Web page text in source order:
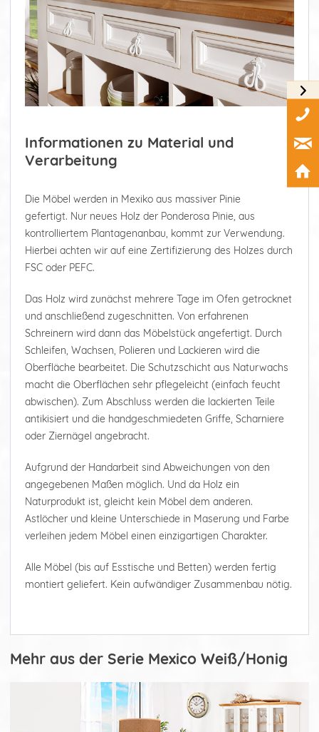
Informationen zu Material und
Verarbeitung
Die Möbel werden in Mexiko aus massiver Pinie
gefertigt. Nur neues Holz der Ponderosa Pinie, aus
kontrolliertem Plantagenanbau, kommt zur Verwendung.
Hierbei achten wir auf eine Zertifizierung des Holzes durch
FSC oder PEFC.
Das Holz wird zunächst mehrere Tage im Ofen getrocknet
und anschließend zugeschnitten. Von erfahrenen
Schreinern wird dann das Möbelstück angefertigt. Durch
Schleifen, Wachsen, Polieren und Lackieren wird die
Oberfläche bearbeitet. Die Schutzschicht aus Naturwachs
macht die Oberflächen sehr pflegeleicht (einfach feucht
abwischen). Zum Abschluss werden die lackierten Teile
antikisiert und die handgeschmiedeten Griffe, Scharniere
oder Ziernägel angebracht.
Aufgrund der Handarbeit sind Abweichungen von den
angegebenen Maßen möglich. Und da Holz ein
Naturprodukt ist, gleicht kein Möbel dem anderen.
Astlöcher und kleine Unterschiede in Maserung und Farbe
verleihen jedem Möbel einen einzigartigen Charakter.
Alle Möbel (bis auf Esstische und Betten) werden fertig
montiert geliefert. Kein aufwändiger Zusammenbau nötig.
Mehr aus der Serie Mexico Weiß/Honig